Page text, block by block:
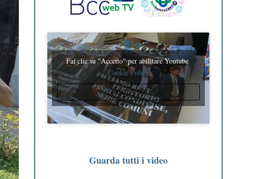
Fai clic su "Accetto" per abilitare Youtube
Cookie Policy
ACCETTO
Guarda tutti i video